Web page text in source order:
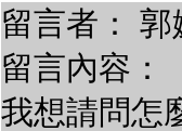
留言者： 郭
留言內容：
我想請問怎